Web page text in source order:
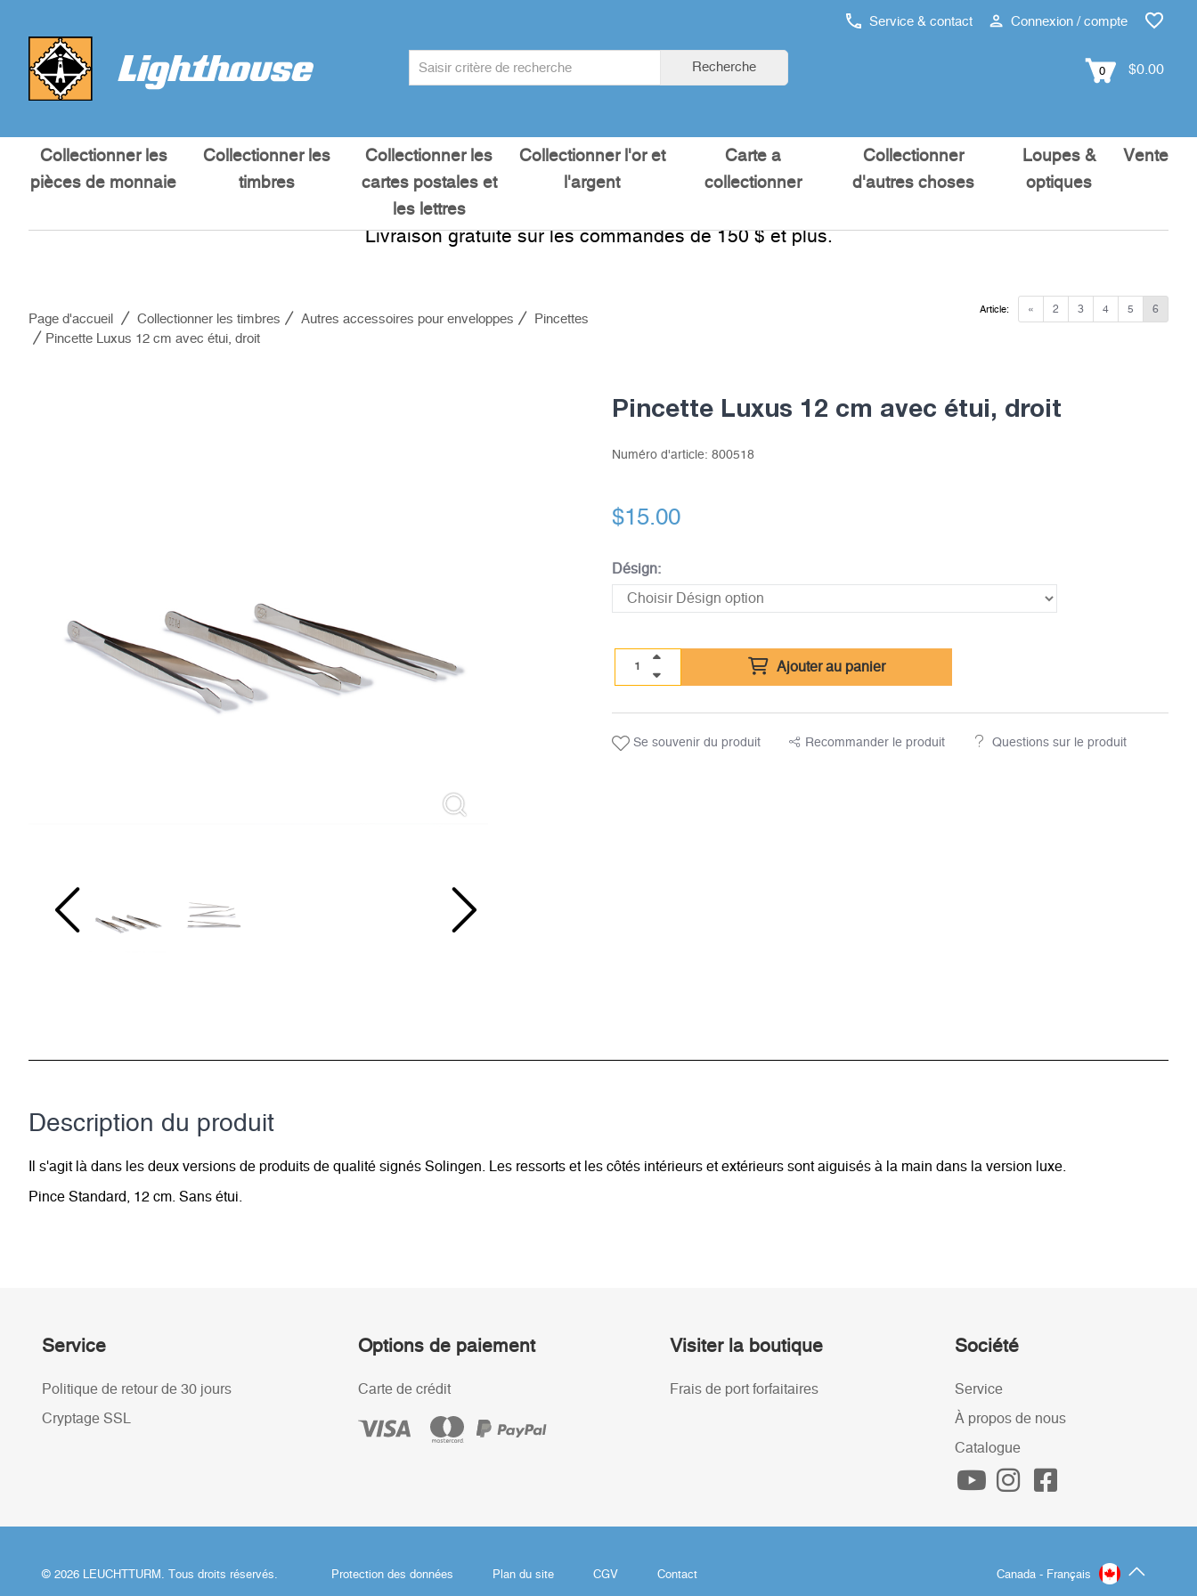
Service & contact Connexion / compte
Recherche 0 $0.00
Collectionner les
pièces de monnaie
Collectionner les
timbres
Collectionner les
cartes postales et
les lettres
Collectionner l'or et
l'argent
Carte a
collectionner
Collectionner
d'autres choses
Loupes &
optiques
Vente
Livraison gratuite sur les commandes de 150 $ et plus.
Page d'accueil Collectionner les timbres Autres accessoires pour enveloppes
Pincettes
Pincette Luxus 12 cm avec étui, droit
« 2 3 4 5 6
Article:
Pincette Luxus 12 cm avec étui, droit
Numéro d'article: 800518
$15.00
Désign:
Ajouter au panier
Se souvenir du produit Recommander le produit Questions sur le produit
Description du­ produit
Il s'agit là dans les deux versions de produits de qualité signés Solingen. Les ressorts et les côtés intérieurs et extérieurs sont aiguisés à la main dans la version luxe.
Pince Standard, 12 cm. Sans étui.
Service
Politique de retour de 30 jours
Cryptage SSL
Options de paiement
Carte de crédit
Visiter la boutique
Frais de port forfaitaires
Société
Service
À propos de nous
Catalogue
Canada - Français
Protection des données Plan du site CGV Contact
© 2026 LEUCHTTURM. Tous droits réservés.